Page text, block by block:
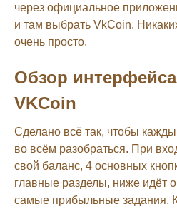
через официальное
и там выбрать VkCoin.
очень просто.
Обзор
VKCoin
Сделано всё так, чтобы
во всём разобраться. При
свой баланс, 4 основных
главные разделы, ниже идёт
самые прибыльные задания.